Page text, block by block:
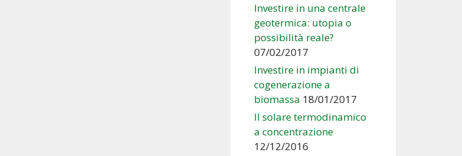
Investire in una centrale
geotermica: utopia o
possibilità reale?
07/02/2017
Investire in impianti di
cogenerazione a
biomassa 18/01/2017
Il solare termodinamico
a concentrazione
12/12/2016